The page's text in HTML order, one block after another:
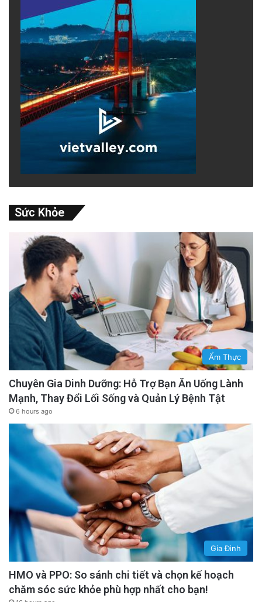
Sức Khỏe
Ẩm Thực
Chuyên Gia Dinh Dưỡng: Hỗ Trợ Bạn Ăn Uống Lành
Mạnh, Thay Đổi Lối Sống và Quản Lý Bệnh Tật
6 hours ago
Gia Đình
HMO và PPO: So sánh chi tiết và chọn kế hoạch
chăm sóc sức khỏe phù hợp nhất cho bạn!